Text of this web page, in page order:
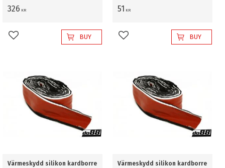
strålningsvärme.
326 KR
Add to favorites BUY
51 KR
Add to favorites BUY
Värmeskydd silikon kardborre
Värmeskydd silikon kardborre